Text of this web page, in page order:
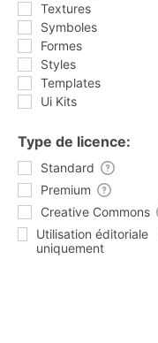
Textures
Symboles
Formes
Styles
Templates
Ui Kits
Type de licence:
Standard
Premium
Creative Commons
Utilisation éditoriale
uniquement